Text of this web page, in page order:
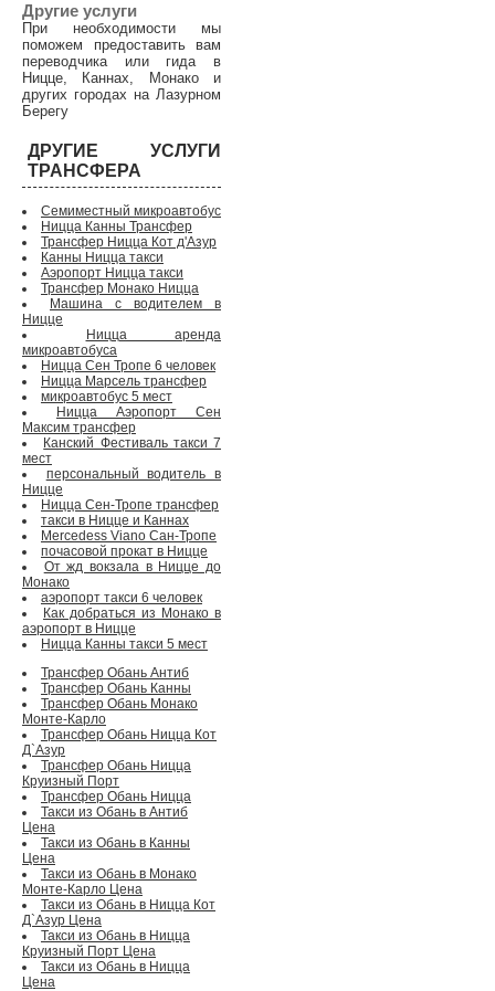
Другие услуги
При необходимости мы
поможем предоставить вам
переводчика или гида в
Ницце, Каннах, Монако и
других городах на Лазурном
Берегу
ДРУГИЕ УСЛУГИ
ТРАНСФЕРА
Семиместный микроавтобус
Ницца Канны Трансфер
Трансфер Ницца Кот д'Азур
Канны Ницца такси
Аэропорт Ницца такси
Трансфер Монако Ницца
Машина с водителем в
Ницце
Ницца аренда
микроавтобуса
Ницца Сен Тропе 6 человек
Ницца Марсель трансфер
микроавтобус 5 мест
Ницца Аэропорт Сен
Максим трансфер
Канский Фестиваль такси 7
мест
персональный водитель в
Ницце
Ницца Сен-Тропе трансфер
такси в Ницце и Каннах
Mercedess Viano Сан-Тропе
почасовой прокат в Ницце
От жд вокзала в Ницце до
Монако
аэропорт такси 6 человек
Как добраться из Монако в
аэропорт в Ницце
Ницца Канны такси 5 мест
Трансфер Обань Антиб
Трансфер Обань Канны
Трансфер Обань Монако
Монте-Карло
Трансфер Обань Ницца Кот
Д`Азур
Трансфер Обань Ницца
Круизный Порт
Трансфер Обань Ницца
Такси из Обань в Антиб
Цена
Такси из Обань в Канны
Цена
Такси из Обань в Монако
Монте-Карло Цена
Такси из Обань в Ницца Кот
Д`Азур Цена
Такси из Обань в Ницца
Круизный Порт Цена
Такси из Обань в Ницца
Цена